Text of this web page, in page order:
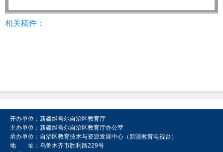
相关稿件：
开办单位：新疆维吾尔自治区教育厅
主办单位：新疆维吾尔自治区教育厅办公室
承办单位：自治区教育技术与资源发展中心（新疆教育电视台）
地 址：乌鲁木齐市胜利路229号